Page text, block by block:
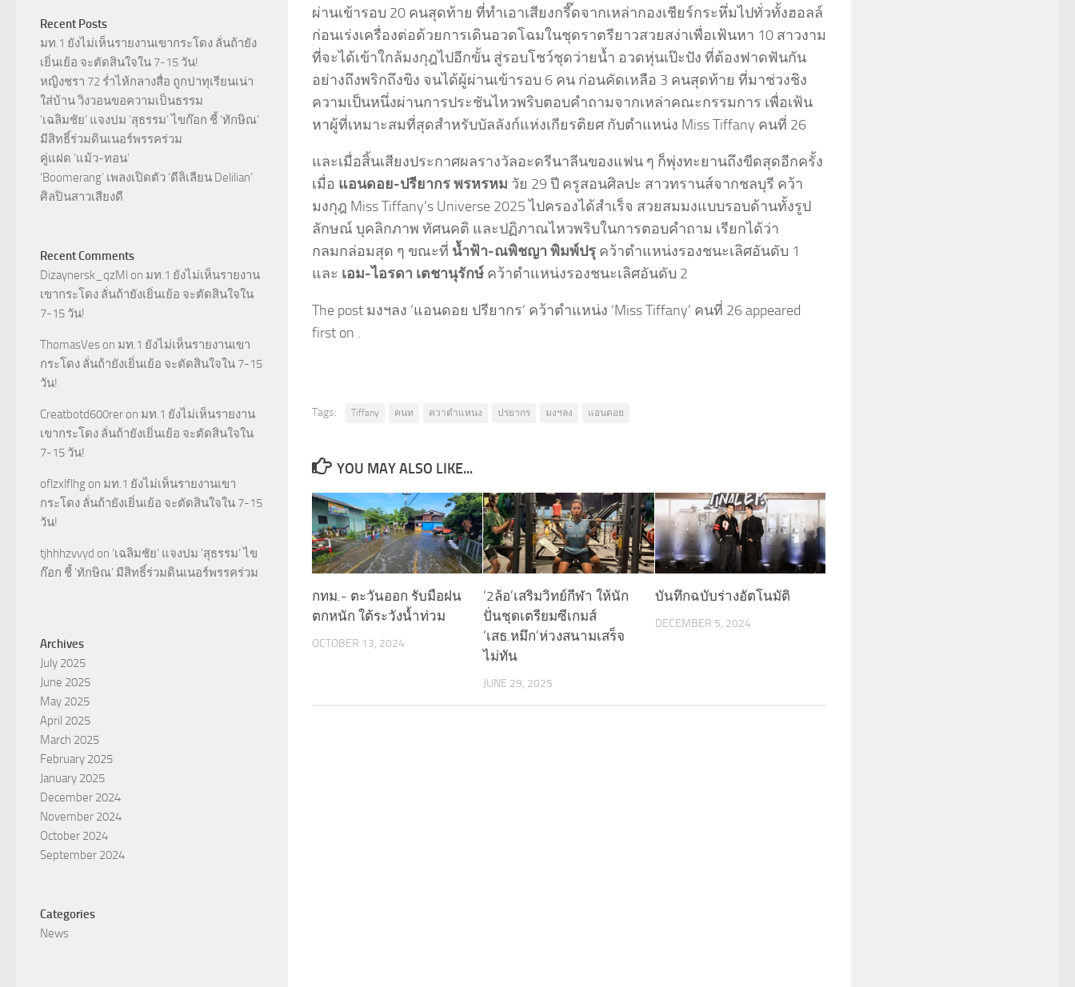
ผ่านเข้ารอบ 20 คนสุดท้าย ที่ทำเอาเสียงกรี๊ดจากเหล่ากองเชียร์กระหึ่มไปทั่วทั้งฮอลล์
ก่อนเร่งเครื่องต่อด้วยการเดินอวดโฉมในชุดราตรียาวสวยสง่าเพื่อเฟ้นหา 10 สาวงาม
ที่จะได้เข้าใกล้มงกุฎไปอีกขั้น สู่รอบโชว์ชุดว่ายน้ำ อวดหุ่นเป๊ะปัง ที่ต้องฟาดฟันกัน
อย่างถึงพริกถึงขิง จนได้ผู้ผ่านเข้ารอบ 6 คน ก่อนคัดเหลือ 3 คนสุดท้าย ที่มาช่วงชิง
ความเป็นหนึ่งผ่านการประชันไหวพริบตอบคำถามจากเหล่าคณะกรรมการ เพื่อเฟ้น
หาผู้ที่เหมาะสมที่สุดสำหรับบัลลังก์แห่งเกียรติยศ กับตำแหน่ง Miss Tiffany คนที่ 26
และเมื่อสิ้นเสียงประกาศผลรางวัลอะดรีนาลีนของแฟน ๆ ก็พุ่งทะยานถึงขีดสุดอีกครั้ง
เมื่อ แอนดอย-ปรียากร พรหรหม วัย 29 ปี ครูสอนศิลปะ สาวทรานส์จากชลบุรี คว้า
มงกุฎ Miss Tiffany’s Universe 2025 ไปครองได้สำเร็จ สวยสมมงแบบรอบด้านทั้งรูป
ลักษณ์ บุคลิกภาพ ทัศนคติ และปฏิภาณไหวพริบในการตอบคำถาม เรียกได้ว่า
กลมกล่อมสุด ๆ ขณะที่ น้ำฟ้า-ณพิชญา พิมพ์ปรุ คว้าตำแหน่งรองชนะเลิศอันดับ 1
และ เอม-ไอรดา เตชานุรักษ์ คว้าตำแหน่งรองชนะเลิศอันดับ 2
The post มงฯลง ‘แอนดอย ปรียากร’ คว้าตำแหน่ง ‘Miss Tiffany’ คนที่ 26 appeared
first on .
Tags: Tiffany คนท ควาตำแหนง ปรยากร มงฯลง แอนดอย
YOU MAY ALSO LIKE...
กทม.- ตะวันออก รับมือฝน
ตกหนัก ใต้ระวังน้ำท่วม
OCTOBER 13, 2024
‘2ล้อ’เสริมวิทย์กีฬา ให้นัก
ปั่นชุดเตรียมซีเกมส์
‘เสธ.หมึก’ห่วงสนามเสร็จ
ไม่ทัน
JUNE 29, 2025
บันทึกฉบับร่างอัตโนมัติ
DECEMBER 5, 2024
Recent Posts
มท.1 ยังไม่เห็นรายงานเขากระโดง ลั่นถ้ายัง
เยิ่นเย้อ จะตัดสินใจใน 7-15 วัน!
หญิงชรา 72 ร่ำไห้กลางสื่อ ถูกปาทุเรียนเน่า
ใส่บ้าน วิงวอนขอความเป็นธรรม
‘เฉลิมชัย’ แจงปม ‘สุธรรม’ ไขก๊อก ชี้ ‘ทักษิณ’
มีสิทธิ์ร่วมดินเนอร์พรรคร่วม
คู่แฝด ‘แม้ว-ทอน’
‘Boomerang’ เพลงเปิดตัว ‘ดีลิเลียน Delilian’
ศิลปินสาวเสียงดี
Recent Comments
Dizaynersk_qzMl on มท.1 ยังไม่เห็นรายงาน
เขากระโดง ลั่นถ้ายังเยิ่นเย้อ จะตัดสินใจใน
7-15 วัน!
ThomasVes on มท.1 ยังไม่เห็นรายงานเขา
กระโดง ลั่นถ้ายังเยิ่นเย้อ จะตัดสินใจใน 7-15
วัน!
Creatbotd600rer on มท.1 ยังไม่เห็นรายงาน
เขากระโดง ลั่นถ้ายังเยิ่นเย้อ จะตัดสินใจใน
7-15 วัน!
oflzxlflhg on มท.1 ยังไม่เห็นรายงานเขา
กระโดง ลั่นถ้ายังเยิ่นเย้อ จะตัดสินใจใน 7-15
วัน!
tjhhhzvvyd on ‘เฉลิมชัย’ แจงปม ‘สุธรรม’ ไข
ก๊อก ชี้ ‘ทักษิณ’ มีสิทธิ์ร่วมดินเนอร์พรรคร่วม
Archives
July 2025
June 2025
May 2025
April 2025
March 2025
February 2025
January 2025
December 2024
November 2024
October 2024
September 2024
Categories
News